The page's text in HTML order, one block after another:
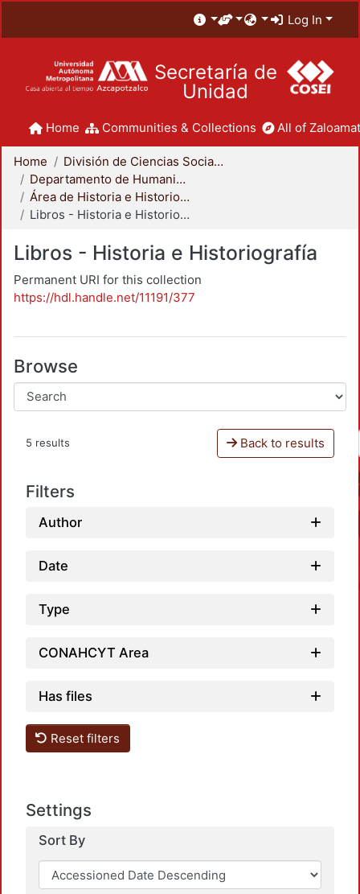
Log In
Secretaría de
Unidad
Home Communities & Collections All of
Home
División de Ciencias Sociales y Humanidades
Departamento de Humanidades
Área de Historia e Historiografía
Libros - Historia e Historiografía
Libros - Historia e Historiografía
Permanent URI for this collection
https://hdl.handle.net/11191/377
Browse
5 results Back to results
Filters
Author
Date
Type
CONAHCYT Area
Has files
Reset filters
Settings
Sort By